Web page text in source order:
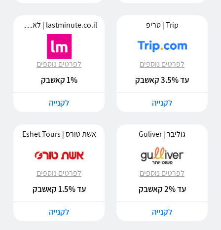
Trip | טריפ
לפרטים נוספים
עד 3.5% קאשבק
לקנייה
lastminute.co.il | לאסטמינט
לפרטים נוספים
1% קאשבק
לקנייה
גוליבר | Guliver
לפרטים נוספים
עד 2% קאשבק
לקנייה
אשת טורס | Eshet Tours
לפרטים נוספים
עד 1.5% קאשבק
לקנייה